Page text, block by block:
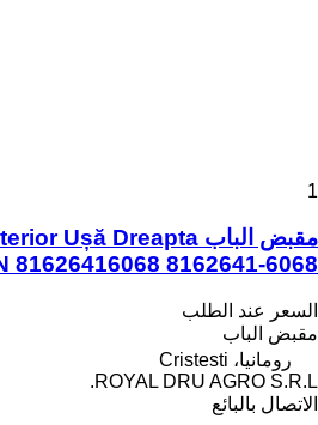
1
81626416068 8162641-6068
السعر عند الطلب
مقبض الباب
رومانيا، Cristesti
ROYAL DRU AGRO S.R.L.
الاتصال بالبائع